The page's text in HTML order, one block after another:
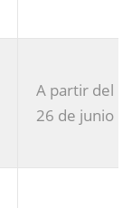
A partir del
26 de junio